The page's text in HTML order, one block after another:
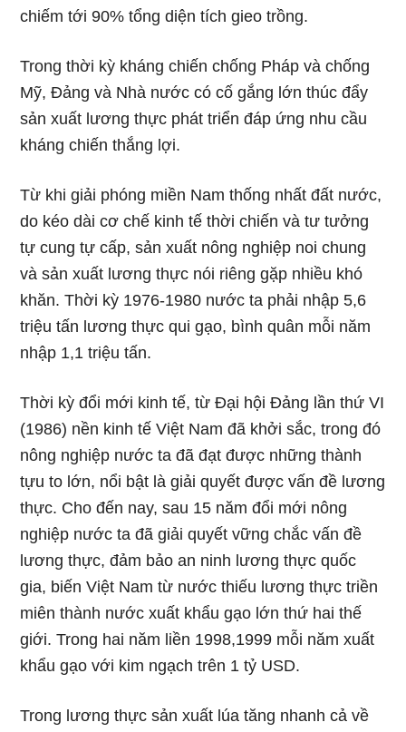
chiếm tới 90% tổng diện tích gieo trồng.
Trong thời kỳ kháng chiến chống Pháp và chống
Mỹ, Đảng và Nhà nước có cố gắng lớn thúc đẩy
sản xuất lương thực phát triển đáp ứng nhu cầu
kháng chiến thắng lợi.
Từ khi giải phóng miền Nam thống nhất đất nước,
do kéo dài cơ chế kinh tế thời chiến và tư tưởng
tự cung tự cấp, sản xuất nông nghiệp noi chung
và sản xuất lương thực nói riêng gặp nhiều khó
khăn. Thời kỳ 1976-1980 nước ta phải nhập 5,6
triệu tấn lương thực qui gạo, bình quân mỗi năm
nhập 1,1 triệu tấn.
Thời kỳ đổi mới kinh tế, từ Đại hội Đảng lần thứ VI
(1986) nền kinh tế Việt Nam đã khởi sắc, trong đó
nông nghiệp nước ta đã đạt được những thành
tựu to lớn, nổi bật là giải quyết được vấn đề lương
thực. Cho đến nay, sau 15 năm đổi mới nông
nghiệp nước ta đã giải quyết vững chắc vấn đề
lương thực, đảm bảo an ninh lương thực quốc
gia, biến Việt Nam từ nước thiếu lương thực triền
miên thành nước xuất khẩu gạo lớn thứ hai thế
giới. Trong hai năm liền 1998,1999 mỗi năm xuất
khẩu gạo với kim ngạch trên 1 tỷ USD.
Trong lương thực sản xuất lúa tăng nhanh cả về